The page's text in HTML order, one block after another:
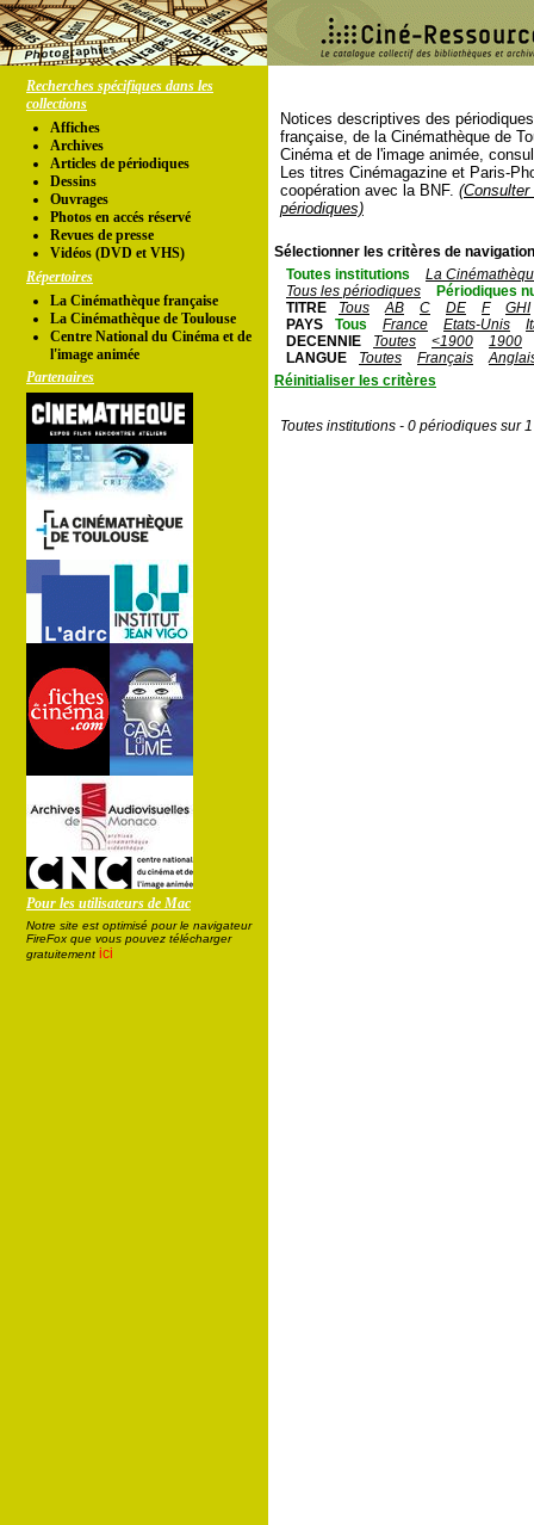
Recherches spécifiques dans les
collections
Affiches
Archives
Articles de périodiques
Dessins
Ouvrages
Photos en accés réservé
Revues de presse
Vidéos (DVD et VHS)
Répertoires
La Cinémathèque française
La Cinémathèque de Toulouse
Centre National du Cinéma et de
l'image animée
Partenaires
Pour les utilisateurs de Mac
Notre site est optimisé pour le navigateur
FireFox que vous pouvez télécharger
gratuitement ici
Notices descriptives des
française, de la Cinémathèque de
Cinéma et de l'image animée,
Les titres Cinémagazine et Paris-
coopération avec la BNF.
périodiques)
Sélectionner les critères de
Toutes institutions
La
Tous les périodiques
Périodiques
TITRE
Tous AB C DE F
GHI
PAYS
Tous France Etats-Unis
DECENNIE
Toutes <1900
1900
LANGUE
Toutes Français
Réinitialiser les critères
Toutes institutions - 0 périodiques sur